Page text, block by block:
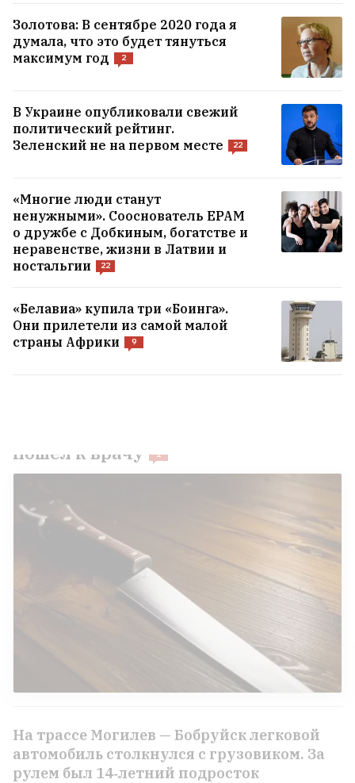
Золотова: В сентябре 2020 года я
думала, что это будет тянуться
максимум год
2
В Украине опубликовали свежий
политический рейтинг.
Зеленский не на первом месте
22
«Многие люди станут
ненужными». Сооснователь EPAM
о дружбе с Добкиным, богатстве и
неравенстве, жизни в Латвии и
ностальгии
22
«Белавиа» купила три «Боинга».
Они прилетели из самой малой
страны Африки
9
Белорусский мужской хор
«Касары» снялся в третьем сезоне
популярного польского сериала
пошел к врачу
1
На трассе Могилев — Бобруйск легковой
автомобиль столкнулся с грузовиком. За
рулем был 14‑летний подросток